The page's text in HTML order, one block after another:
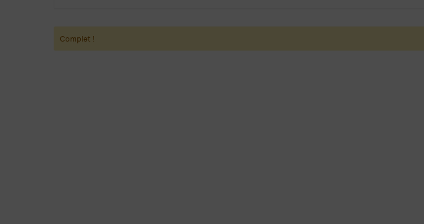
Complet !